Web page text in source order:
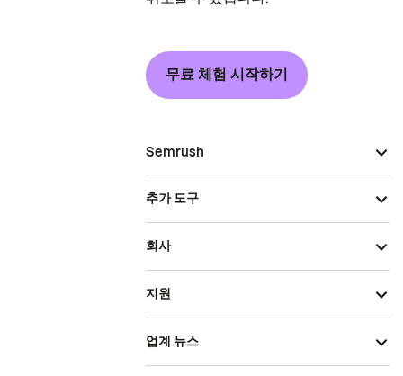
무료 체험 시작하기
Semrush
추가 도구
회사
지원
업계 뉴스